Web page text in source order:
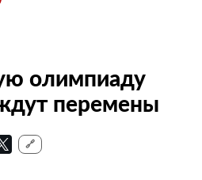
олимпиаду
перемены
🔗